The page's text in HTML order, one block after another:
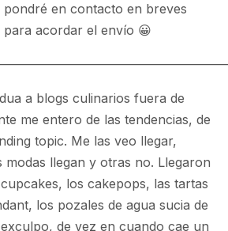
pondré en contacto en breves
para acordar el envío 😀
a blogs culinarios fuera de
me entero de las tendencias, de
topic. Me las veo llegar,
modas llegan y otras no. Llegaron
los cakepops, las tartas
los pozales de agua sucia de
de vez en cuando cae un